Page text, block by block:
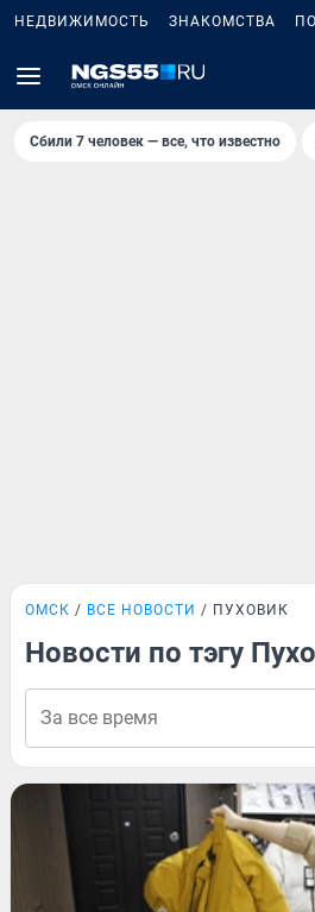
НЕДВИЖИМОСТЬ ЗНАКОМСТВА
Сбили 7 человек — все, что известно
ОМСК ВСЕ НОВОСТИ ПУХОВИК
Новости по тэгу